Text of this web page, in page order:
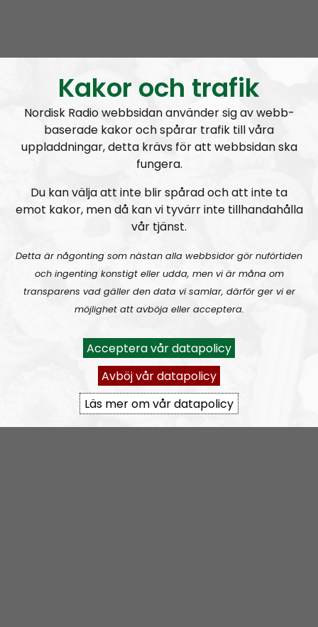
Hoppas ni har överseende med detta och vi lovar att
snart vara tillbaka i etern igen, med en bättre upplaga
av NR Småland.
Magnus Wardmo
NR Småland #130:
NR Småland Avsnitt 2025-04-22
NR Småland #129:Grovmotorik & bakelittelefon
Kakor och trafik
Nordisk Radio webbsidan använder sig av webb-
baserade kakor och spårar trafik till våra
uppladdningar, detta krävs för att webbsidan ska
fungera.
Du kan välja att inte blir spårad och att inte ta
emot kakor, men då kan vi tyvärr inte tillhandahålla
vår tjänst.
Detta är någonting som nästan alla webbsidor gör nuförtiden
och ingenting konstigt eller udda, men vi är måna om
transparens vad gäller den data vi samlar, därför ger vi er
möjlighet att avböja eller acceptera.
Acceptera vår datapolicy
Avböj vår datapolicy
Läs mer om vår datapolicy